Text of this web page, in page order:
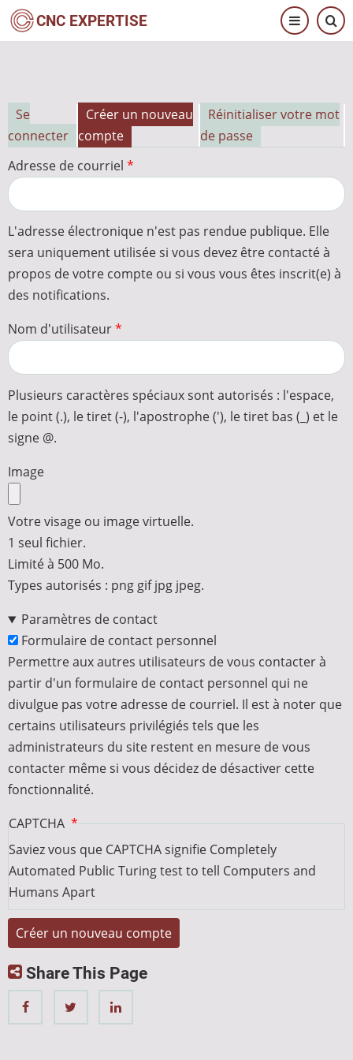
Aller
au
CNC EXPERTISE
Onglets
principaux
Se
connecter
Créer un nouveau
compte
Réinitialiser votre mot
de passe
Adresse de courriel
L'adresse électronique n'est pas rendue publique. Elle
sera uniquement utilisée si vous devez être contacté à
propos de votre compte ou si vous vous êtes inscrit(e) à
des notifications.
Nom d'utilisateur
Plusieurs caractères spéciaux sont autorisés : l'espace,
le point (.), le tiret (-), l'apostrophe ('), le tiret bas (_) et le
signe @.
Image
Votre visage ou image virtuelle.
1 seul fichier.
Limité à 500 Mo.
Types autorisés : png gif jpg jpeg.
Paramètres de contact
Formulaire de contact personnel
Permettre aux autres utilisateurs de vous contacter à
partir d'un formulaire de contact personnel qui ne
divulgue pas votre adresse de courriel. Il est à noter que
certains utilisateurs privilégiés tels que les
administrateurs du site restent en mesure de vous
contacter même si vous décidez de désactiver cette
fonctionnalité.
CAPTCHA
Saviez vous que CAPTCHA signifie Completely
Automated Public Turing test to tell Computers and
Humans Apart
Share This Page